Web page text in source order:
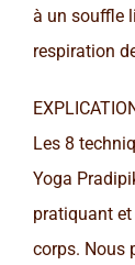
à un souffle
respiration
Les 8
Yoga
pratiquant
corps. Nous